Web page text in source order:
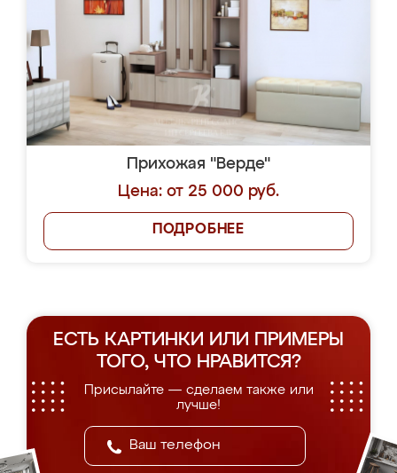
Прихожая "Верде"
Цена: от 25 000 руб.
ПОДРОБНЕЕ
ЕСТЬ КАРТИНКИ ИЛИ ПРИМЕРЫ
ТОГО, ЧТО НРАВИТСЯ?
Присылайте — сделаем также или
лучше!